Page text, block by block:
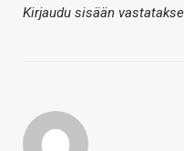
Kirjaudu sisään